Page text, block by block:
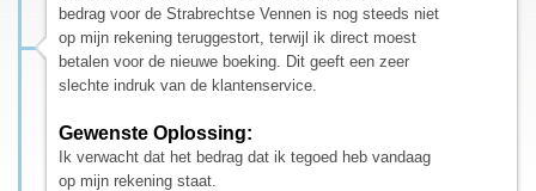
bedrag voor de Strabrechtse Vennen is nog steeds niet
op mijn rekening teruggestort, terwijl ik direct moest
betalen voor de nieuwe boeking. Dit geeft een zeer
slechte indruk van de klantenservice.
Gewenste Oplossing:
Ik verwacht dat het bedrag dat ik tegoed heb vandaag
op mijn rekening staat.